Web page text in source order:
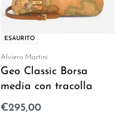
ESAURITO
Alviero Martini
Geo Classic Borsa
media con tracolla
€295,00